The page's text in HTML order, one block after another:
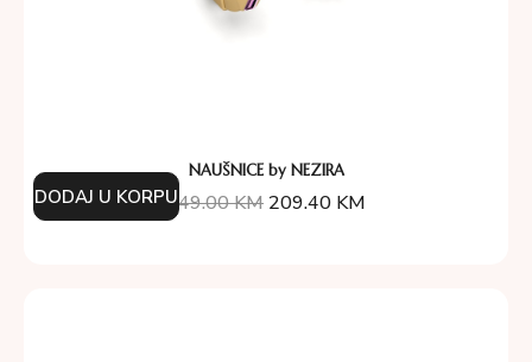
NAUŠNICE by NEZIRA
349.00KM 209.40 KM
DODAJ U KORPU